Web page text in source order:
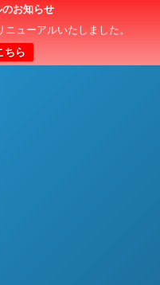
お知らせ
ューアルいたしました。
ちら
手権（U-15）大会